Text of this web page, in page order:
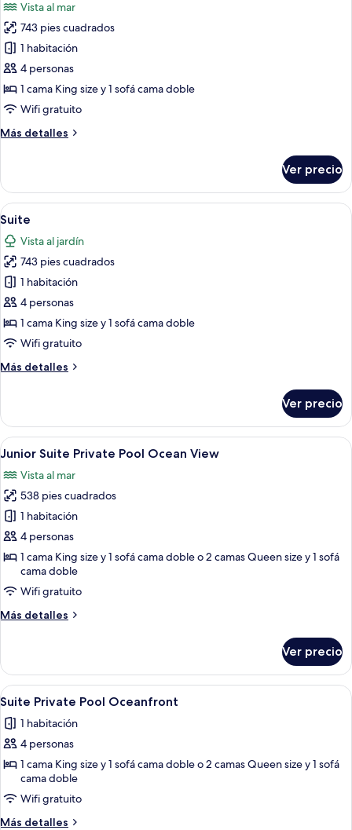
las
fotos
de
Suite,
frente
al
océano
Vista al mar
743 pies cuadrados
1 habitación
4 personas
1 cama King size y 1 sofá cama doble
Wifi gratuito
Más detalles
Más
frente
al
océano
Ver precio
Abrir
todas
las
fotos
de
Suite
Habitación de hotel moderna con
8
Suite
Vista al jardín
743 pies cuadrados
1 habitación
4 personas
1 cama King size y 1 sofá cama doble
Wifi gratuito
Más detalles
Más
Ver precio
Abrir
todas
las
fotos
de
Junior
Suite
Private
Pool
Ocean
View
Habitación de hotel moderna con
5
Junior Suite Private Pool Ocean View
Vista al mar
538 pies cuadrados
1 habitación
4 personas
1 cama King size y 1 sofá cama doble o 2 camas Queen size y 1 sofá
cama doble
Wifi gratuito
Más detalles
Más
Suite
Private
Pool
View
Ver precio
Abrir
todas
las
fotos
de
Suite
Private
Pool
Zona de piscina con pérgola,
11
Suite Private Pool Oceanfront
1 habitación
4 personas
1 cama King size y 1 sofá cama doble o 2 camas Queen size y 1 sofá
cama doble
Wifi gratuito
Más detalles
Más